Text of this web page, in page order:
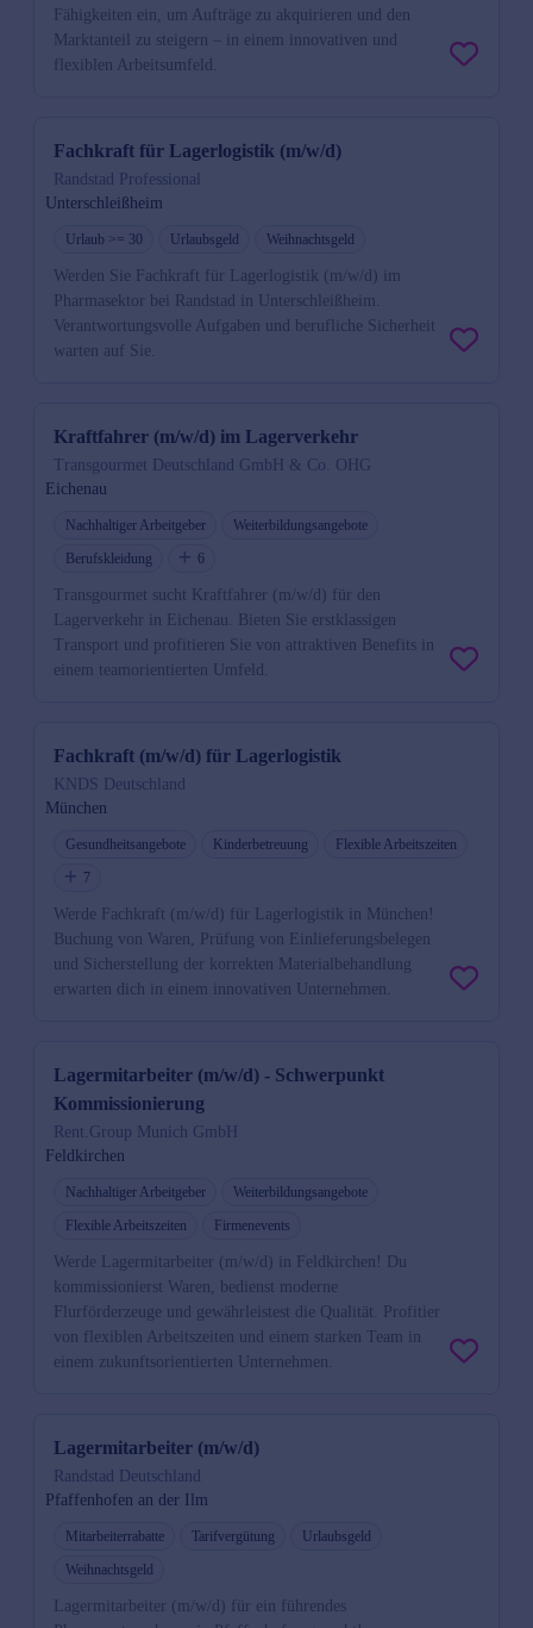
Fähigkeiten ein, um Aufträge zu akquirieren und den
Marktanteil zu steigern – in einem innovativen und
flexiblen Arbeitsumfeld.
Fachkraft für Lagerlogistik (m/w/d)
Randstad Professional
Unterschleißheim
Urlaub >= 30 Urlaubsgeld Weihnachtsgeld
Werden Sie Fachkraft für Lagerlogistik (m/w/d) im
Pharmasektor bei Randstad in Unterschleißheim.
Verantwortungsvolle Aufgaben und berufliche Sicherheit
warten auf Sie.
Kraftfahrer (m/w/d) im Lagerverkehr
Transgourmet Deutschland GmbH & Co. OHG
Eichenau
Nachhaltiger Arbeitgeber
Weiterbildungsangebote
Berufskleidung
6
Transgourmet sucht Kraftfahrer (m/w/d) für den
Lagerverkehr in Eichenau. Bieten Sie erstklassigen
Transport und profitieren Sie von attraktiven Benefits in
einem teamorientierten Umfeld.
Fachkraft (m/w/d) für Lagerlogistik
KNDS Deutschland
München
Gesundheitsangebote Kinderbetreuung
Flexible Arbeitszeiten
7
Werde Fachkraft (m/w/d) für Lagerlogistik in München!
Buchung von Waren, Prüfung von Einlieferungsbelegen
und Sicherstellung der korrekten Materialbehandlung
erwarten dich in einem innovativen Unternehmen.
Lagermitarbeiter (m/w/d) - Schwerpunkt
Kommissionierung
Rent.Group Munich GmbH
Feldkirchen
Nachhaltiger Arbeitgeber
Weiterbildungsangebote
Flexible Arbeitszeiten
Firmenevents
Werde Lagermitarbeiter (m/w/d) in Feldkirchen! Du
kommissionierst Waren, bedienst moderne
Flurförderzeuge und gewährleistest die Qualität. Profitier
von flexiblen Arbeitszeiten und einem starken Team in
einem zukunftsorientierten Unternehmen.
Lagermitarbeiter (m/w/d)
Randstad Deutschland
Pfaffenhofen an der Ilm
Mitarbeiterrabatte Tarifvergütung
Urlaubsgeld
Weihnachtsgeld
Lagermitarbeiter (m/w/d) für ein führendes